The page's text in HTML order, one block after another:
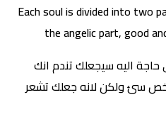
Each soul is divided into two
the angelic part, good
اليه سيجعلك تندم انك
سئ ولكن لانه جعلك تشعر